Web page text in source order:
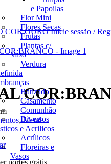
e Papoilas
Flor Mini
Flores Secas
Frutas
Plantas c/
Vaso
Verdura
Batizado
Casamento
Comunhão
Diversos
e Acrilicos
Acrílicos
Floreiras e
Vasos
COR:OUROInicie sessão /
, Metal
portes grátis.